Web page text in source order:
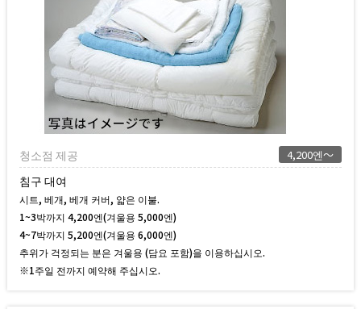
청소점 제공 4,200엔～
침구 대여
시트, 베개, 베개 커버, 얇은 이불.
1~3박까지 4,200엔(겨울용 5,000엔)
4~7박까지 5,200엔(겨울용 6,000엔)
추위가 걱정되는 분은 겨울용 (담요 포함)을 이용하십시오.
※1주일 전까지 예약해 주십시오.